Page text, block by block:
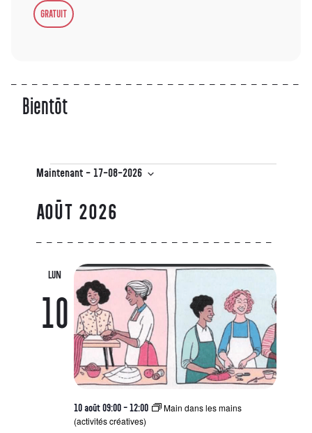
GRATUIT
Bientôt
Maintenant - 17-08-2026
une
date.
AOÛT 2026
LUN
10
10 août 09:00-12:00
Main dans les mains
(activités créatives)